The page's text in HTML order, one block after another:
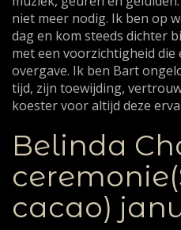
niet meer nodig. Ik ben op
dag en kom steeds dichter
met een voorzichtigheid die
overgave. Ik ben Bart
tijd, zijn toewijding,
koester voor altijd deze
Belinda
cacao)